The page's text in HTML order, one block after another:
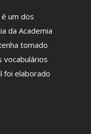
é um dos
da Academia
tomado
vocabulários
foi elaborado